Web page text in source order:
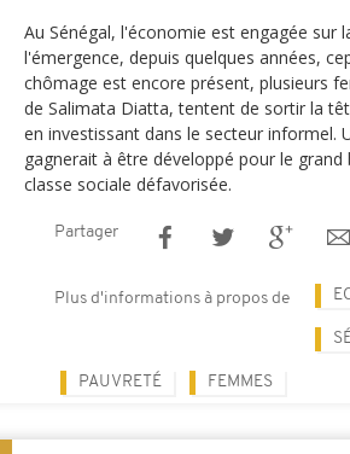
Au Sénégal, l'économie est engagée sur
l'émergence, depuis quelques années,
chômage est encore présent, plusieurs
de Salimata Diatta, tentent de sortir la
en investissant dans le secteur informel.
gagnerait à être développé pour le grand
classe sociale défavorisée.
Partager
Plus d'informations à propos de
PAUVRETÉ FEMMES